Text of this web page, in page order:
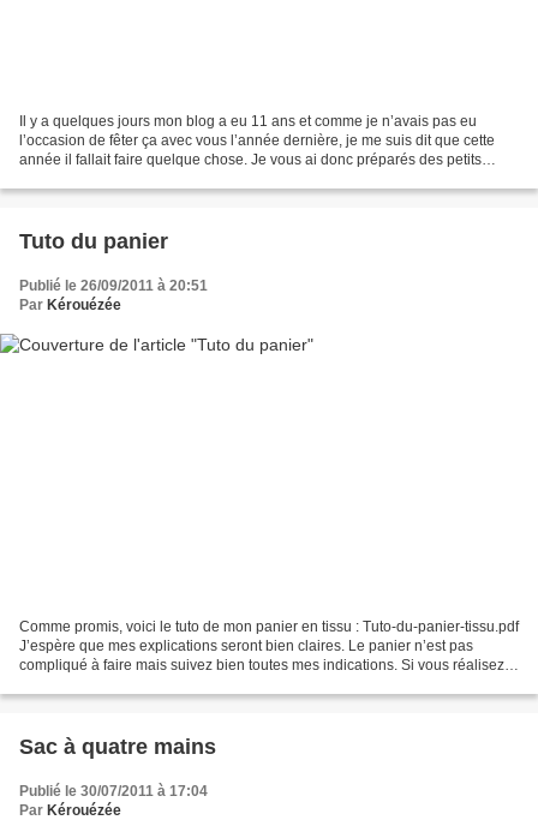
Il y a quelques jours mon blog a eu 11 ans et comme je n’avais pas eu
l’occasion de fêter ça avec vous l’année dernière, je me suis dit que cette
année il fallait faire quelque chose. Je vous ai donc préparés des petits
Tuto du panier
Publié le 26/09/2011 à 20:51
Par Kérouézée
Comme promis, voici le tuto de mon panier en tissu : Tuto-du-panier-tissu.pdf
J’espère que mes explications seront bien claires. Le panier n’est pas
compliqué à faire mais suivez bien toutes mes indications. Si vous réalisez
Sac à quatre mains
Publié le 30/07/2011 à 17:04
Par Kérouézée